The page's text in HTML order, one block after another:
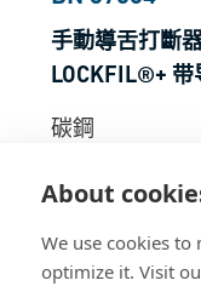
About
We use cookies to
optimize it. Visit
手動導舌打斷
LOCKFIL®+
碳鋼